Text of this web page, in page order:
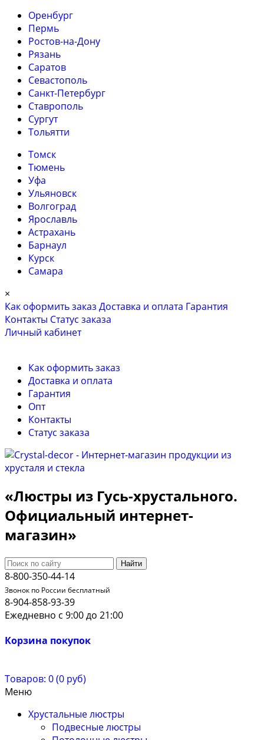
Оренбург
Пермь
Ростов-на-Дону
Рязань
Саратов
Севастополь
Санкт-Петербург
Ставрополь
Сургут
Тольятти
Томск
Тюмень
Уфа
Ульяновск
Волгоград
Ярославль
Астрахань
Барнаул
Курск
Самара
×
Как оформить заказ Доставка и оплата Гарантия
Контакты Cтатус заказа
Личный кабинет
Как оформить заказ
Доставка и оплата
Гарантия
Опт
Контакты
Cтатус заказа
«Люстры из Гусь-хрустального.
Официальный интернет-
магазин»
Найти
8-800-350-44-14
Звонок по России бесплатный
8-904-858-93-39
Ежедневно с 9:00 до 21:00
Корзина покупок
Товаров: 0 (0 руб)
Меню
Хрустальные люстры
Подвесные люстры